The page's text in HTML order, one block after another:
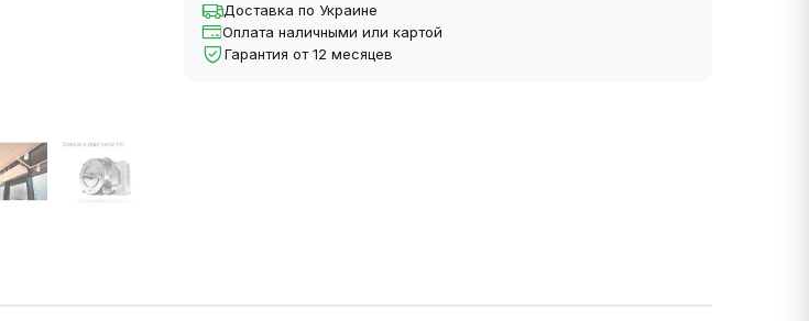
Доставка по Украине
Оплата наличными или картой
Гарантия от 12 месяцев